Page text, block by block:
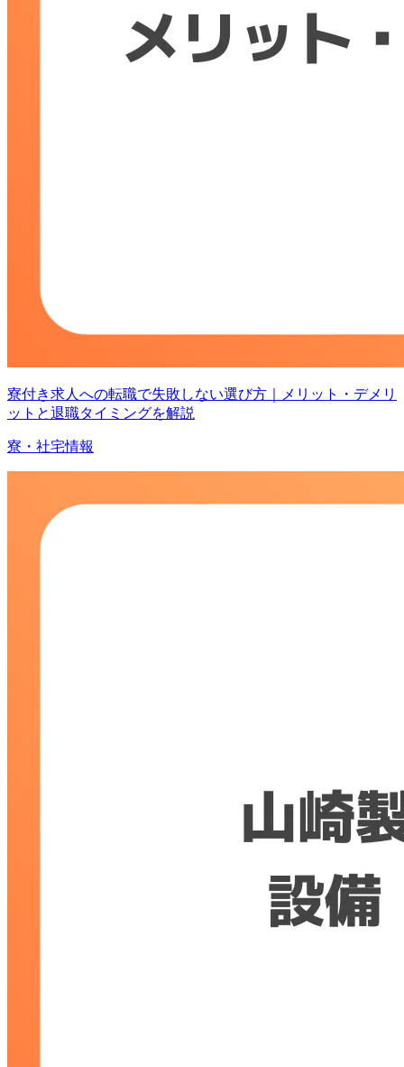
寮付き求人への転職で失敗しない選び方｜メリット・デメリ
ットと退職タイミングを解説
寮・社宅情報